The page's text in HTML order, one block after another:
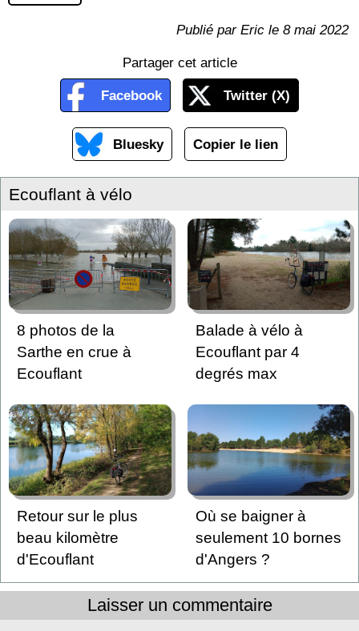
Publié par Eric le 8 mai 2022
Partager cet article
Facebook Twitter (X)
Bluesky Copier le lien
Ecouflant à vélo
8 photos de la
Sarthe en crue à
Ecouflant
Balade à vélo à
Ecouflant par 4
degrés max
Retour sur le plus
beau kilomètre
d'Ecouflant
Où se baigner à
seulement 10 bornes
d'Angers ?
Laisser un commentaire